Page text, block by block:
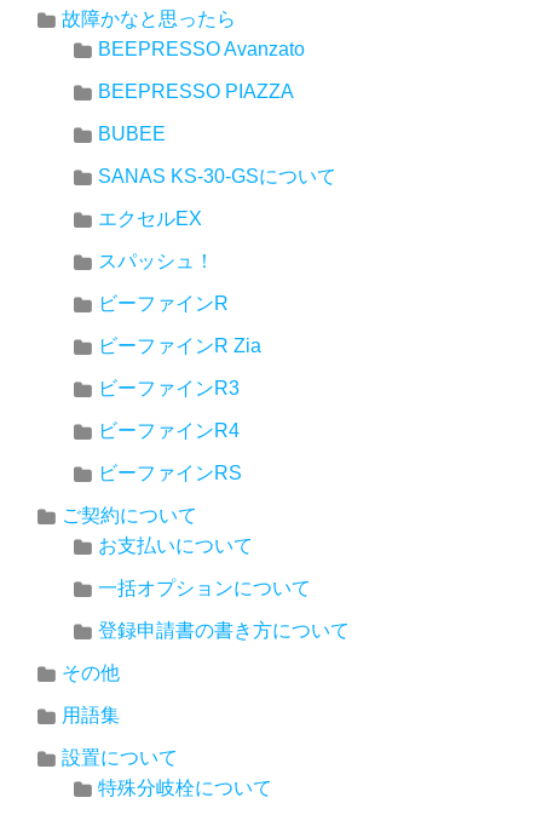
故障かなと思ったら
BEEPRESSO Avanzato
BEEPRESSO PIAZZA
BUBEE
SANAS KS-30-GSについて
エクセルEX
スパッシュ！
ビーファインR
ビーファインR Zia
ビーファインR3
ビーファインR4
ビーファインRS
ご契約について
お支払いについて
一括オプションについて
登録申請書の書き方について
その他
用語集
設置について
特殊分岐栓について